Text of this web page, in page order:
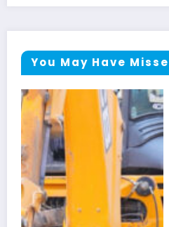
You May Have
Güncel